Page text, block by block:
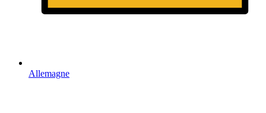
Allemagne